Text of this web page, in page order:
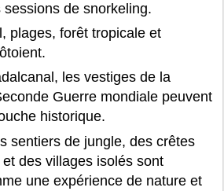
de snorkeling.
plages, forêt tropicale et
les vestiges de la
Guerre mondiale peuvent
historique.
sentiers de jungle, des crêtes
des villages isolés sont
une expérience de nature et